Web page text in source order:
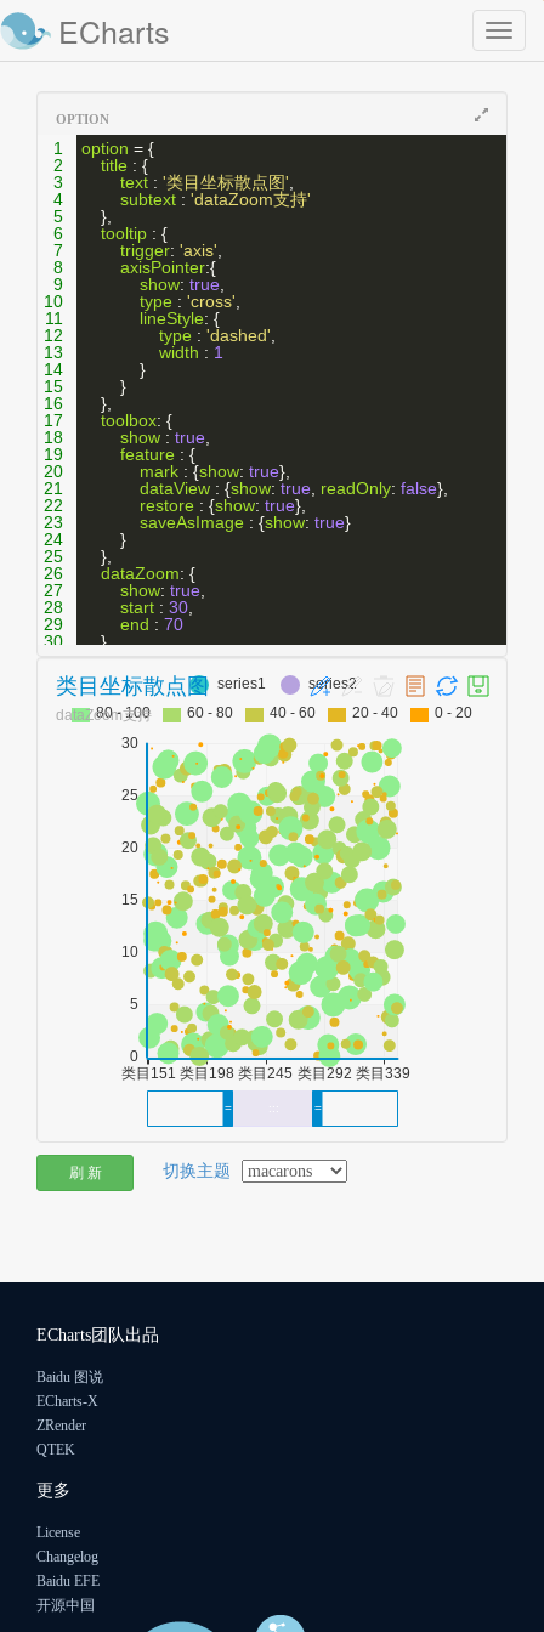
Toggle
ECharts
OPTION
1 option = {
2
title : {
3
text : '类目坐标散点图'
4
subtext : 'dataZoom支持'
5
    },
6
tooltip : {
7
trigger: 'axis'
8
axisPointer:{
9
show: true
10
type : 'cross'
11
lineStyle: {
12
type : 'dashed'
13
width : 1
14
            }
15
        }
16
    },
17
toolbox: {
18
show : true
19
feature : {
20
mark : {show: true},
21
dataView : {show: true readOnly: false},
22
restore : {show: true},
23
saveAsImage : {show: true}
24
        }
25
    },
26
dataZoom: {
27
show: true
28
start : 30
29
end : 70
30
    },
32
data : [ 'series1' , 'series2'
33
    },
34
dataRange : {
35
min: 0,
max
orient : 'horizontal',
30,
x: 'center'
刷 新 切换主题
ECharts团队出品
Baidu 图说
ECharts-X
ZRender
QTEK
更多
License
Changelog
Baidu EFE
开源中国